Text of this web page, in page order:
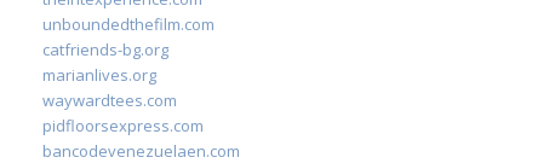
unboundedthefilm.com
catfriends-bg.org
marianlives.org
waywardtees.com
pidfloorsexpress.com
bancodevenezuelaen.com